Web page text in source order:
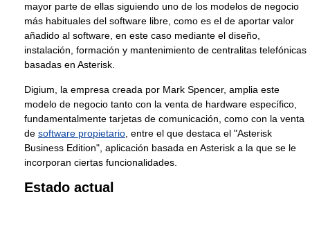
mayor parte de ellas siguiendo uno de los modelos de negocio
más habituales del software libre, como es el de aportar valor
añadido al software, en este caso mediante el diseño,
instalación, formación y mantenimiento de centralitas telefónicas
basadas en Asterisk.
Digium, la empresa creada por Mark Spencer, amplia este
modelo de negocio tanto con la venta de hardware específico,
fundamentalmente tarjetas de comunicación, como con la venta
de software propietario , entre el que destaca el "Asterisk
Business Edition", aplicación basada en Asterisk a la que se le
incorporan ciertas funcionalidades.
Estado actual